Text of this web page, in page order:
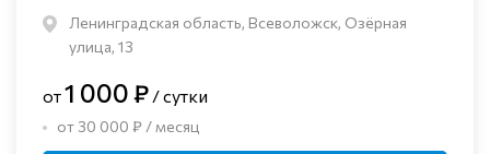
Ленинградская область, Всеволожск, Озёрная
улица, 13
от1 000 ₽ / сутки
от 30 000 ₽ / месяц